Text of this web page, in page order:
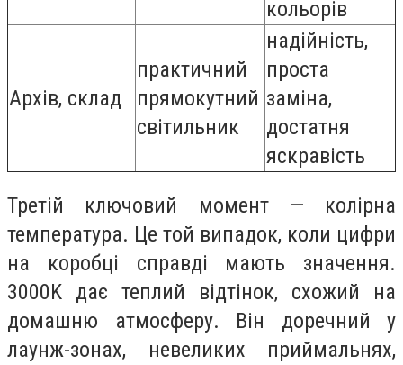
кольорів
Архів, склад
практичний
прямокутний
світильник
надійність,
проста
заміна,
достатня
яскравість
Третій ключовий момент — колірна
температура. Це той випадок, коли цифри
на коробці справді мають значення.
3000K дає теплий відтінок, схожий на
домашню атмосферу. Він доречний у
лаунж-зонах, невеликих приймальнях,